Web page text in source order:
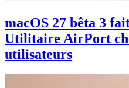
macOS 27 bêta 3
Utilitaire AirPort
utilisateurs